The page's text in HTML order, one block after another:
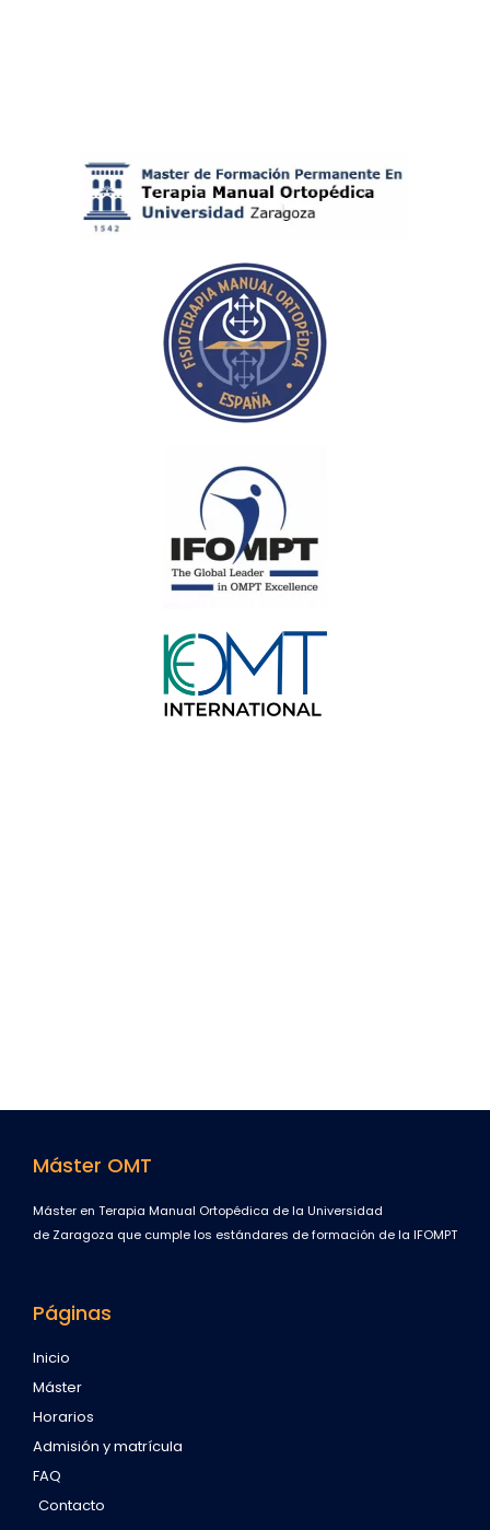
Máster OMT
Máster en Terapia Manual Ortopédica de la Universidad
de Zaragoza que cumple los estándares de formación de la IFOMPT
Páginas
Inicio
Máster
Horarios
Admisión y matrícula
FAQ
Contacto